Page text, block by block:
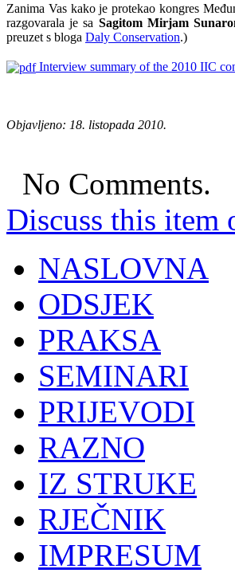
Zanima Vas kako je protekao kongres
razgovarala je sa Sagitom Mirjam
preuzet s bloga Daly Conservation.)
Interview summary of the 2010 IIC
Objavljeno: 18. listopada 2010.
No Comments.
Discuss this item
NASLOVNA
ODSJEK
PRAKSA
SEMINARI
PRIJEVODI
RAZNO
IZ STRUKE
RJEČNIK
IMPRESUM